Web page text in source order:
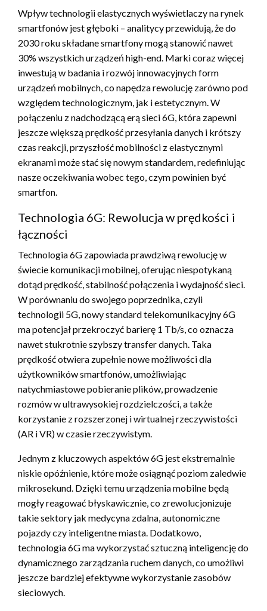
Wpływ technologii elastycznych wyświetlaczy na rynek
smartfonów jest głęboki – analitycy przewidują, że do
2030 roku składane smartfony mogą stanowić nawet
30% wszystkich urządzeń high-end. Marki coraz więcej
inwestują w badania i rozwój innowacyjnych form
urządzeń mobilnych, co napędza rewolucję zarówno pod
względem technologicznym, jak i estetycznym. W
połączeniu z nadchodzącą erą sieci 6G, która zapewni
jeszcze większą prędkość przesyłania danych i krótszy
czas reakcji, przyszłość mobilności z elastycznymi
ekranami może stać się nowym standardem, redefiniując
nasze oczekiwania wobec tego, czym powinien być
smartfon.
Technologia 6G: Rewolucja w prędkości i
łączności
Technologia 6G zapowiada prawdziwą rewolucję w
świecie komunikacji mobilnej, oferując niespotykaną
dotąd prędkość, stabilność połączenia i wydajność sieci.
W porównaniu do swojego poprzednika, czyli
technologii 5G, nowy standard telekomunikacyjny 6G
ma potencjał przekroczyć barierę 1 Tb/s, co oznacza
nawet stukrotnie szybszy transfer danych. Taka
prędkość otwiera zupełnie nowe możliwości dla
użytkowników smartfonów, umożliwiając
natychmiastowe pobieranie plików, prowadzenie
rozmów w ultrawysokiej rozdzielczości, a także
korzystanie z rozszerzonej i wirtualnej rzeczywistości
(AR i VR) w czasie rzeczywistym.
Jednym z kluczowych aspektów 6G jest ekstremalnie
niskie opóźnienie, które może osiągnąć poziom zaledwie
mikrosekund. Dzięki temu urządzenia mobilne będą
mogły reagować błyskawicznie, co zrewolucjonizuje
takie sektory jak medycyna zdalna, autonomiczne
pojazdy czy inteligentne miasta. Dodatkowo,
technologia 6G ma wykorzystać sztuczną inteligencję do
dynamicznego zarządzania ruchem danych, co umożliwi
jeszcze bardziej efektywne wykorzystanie zasobów
sieciowych.